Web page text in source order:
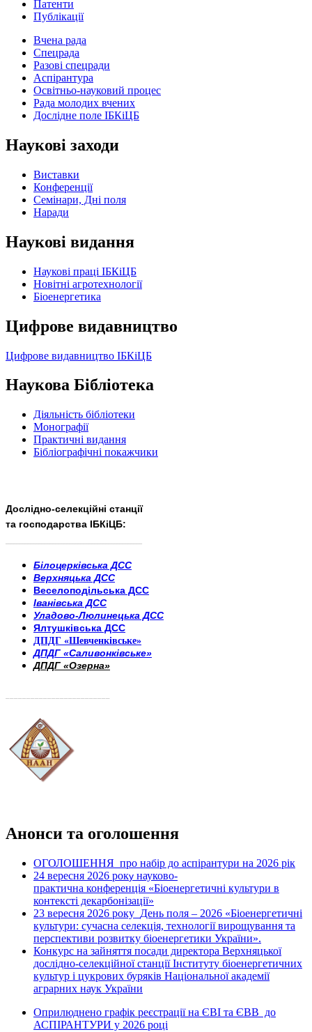
Патенти
Публікації
Вчена рада
Спецрада
Разові спецради
Аспірантура
Освітньо-науковий процес
Рада молодих вчених
Дослідне поле ІБКіЦБ
Наукові заходи
Виставки
Конференції
Семінари, Дні поля
Наради
Наукові видання
Наукові праці ІБКіЦБ
Новітні агротехнології
Бiоенергетика
Цифрове видавництво
Цифрове видавництво ІБКіЦБ
Наукова Бібліотека
Діяльність бібліотеки
Монографії
Практичні видання
Бібліографічні покажчики
Дослідно-селекційні станції
та господарства ІБКіЦБ:
Білоцерківська ДСС
Верхняцька ДСС
Веселоподільська ДСС
Іванівська ДСС
Уладово-Люлинецька ДСС
Ялтушківська ДСС
ДПДГ «Шевченківське»
ДПДГ «Саливонківське»
ДПДГ «Озерна»
Анонси та оголошення
ОГОЛОШЕННЯ про набір до аспірантури на 2026 рік
24 вересня 2026 року науково-
практична конференція «Біоенергетичні культури в
контексті декарбонізації»
23 вересня 2026 року День поля – 2026 «Біоенергетичні
культури: сучасна селекція, технології вирощування та
перспективи розвитку біоенергетики України».
Конкурс на зайняття посади директора Верхняцької
дослідно-селекційної станції Інституту біоенергетичних
культур і цукрових буряків Національної академії
аграрних наук України
Оприлюднено графік реєстрації на ЄВІ та ЄВВ до
АСПІРАНТУРИ у 2026 році